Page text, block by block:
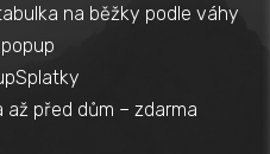
na běžky podle váhy
až před dům – zdarma